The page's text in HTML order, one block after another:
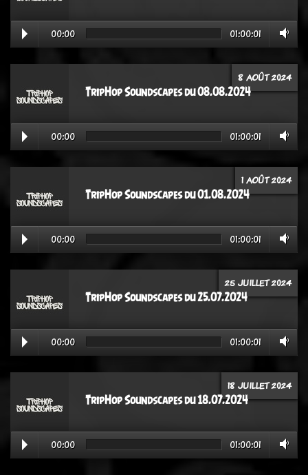
00:00 01:00:01
8 AOÛT 2024
TripHop Soundscapes du 08.08.2024
00:00 01:00:01
1 AOÛT 2024
TripHop Soundscapes du 01.08.2024
00:00 01:00:01
25 JUILLET 2024
TripHop Soundscapes du 25.07.2024
00:00 01:00:01
18 JUILLET 2024
TripHop Soundscapes du 18.07.2024
00:00 01:00:01